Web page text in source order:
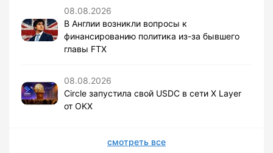
08.08.2026
В Англии возникли вопросы к
финансированию политика из-за бывшего
главы FTX
08.08.2026
Circle запустила свой USDC в сети X Layer
от OKX
смотреть все